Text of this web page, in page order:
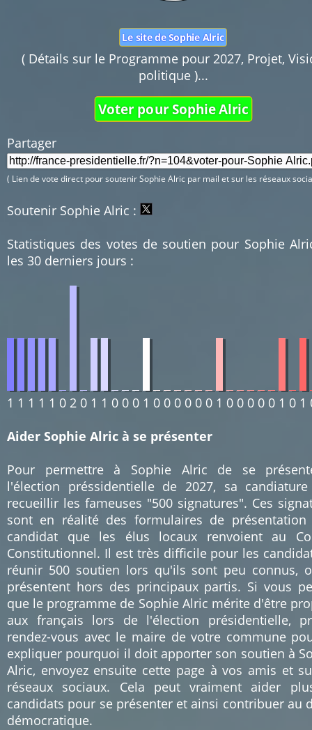
Le site de Sophie Alric
( Détails sur le Programme pour 2027, Projet,
politique )...
Voter pour Sophie Alric
Partager
( Lien de vote direct pour soutenir Sophie Alric par mail et sur les réseaux
Soutenir Sophie Alric :
Statistiques des votes de soutien pour Sophie
les 30 derniers jours :
1 1 1 1 1 0 2 0 1 1 0 0 0 1 0 0 0 0 0 0 1 0 0 0 0 0 1 0 1
Aider Sophie Alric à se présenter
Pour permettre à Sophie Alric de se
l'élection préssidentielle de 2027, sa
recueillir les fameuses "500 signatures". Ces
sont en réalité des formulaires de présentation
candidat que les élus locaux renvoient au
Constitutionnel. Il est très difficile pour les
réunir 500 soutien lors qu'ils sont peu connus,
présentent hors des principaux partis. Si vous
que le programme de Sophie Alric mérite d'être
aux français lors de l'élection présidentielle,
rendez-vous avec le maire de votre commune
expliquer pourquoi il doit apporter son soutien à
Alric, envoyez ensuite cette page à vos amis et
réseaux sociaux. Cela peut vraiment aider
candidats pour se présenter et ainsi contribuer au
démocratique.